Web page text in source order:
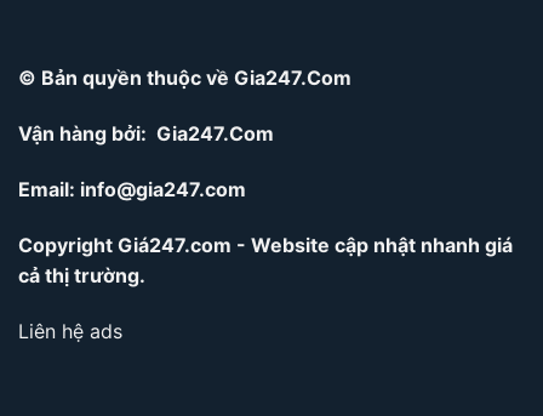
© Bản quyền thuộc về Gia247.Com
Vận hàng bởi: Gia247.Com
Email: info@gia247.com
Copyright Giá247.com - Website cập nhật nhanh giá
cả thị trường.
Liên hệ ads